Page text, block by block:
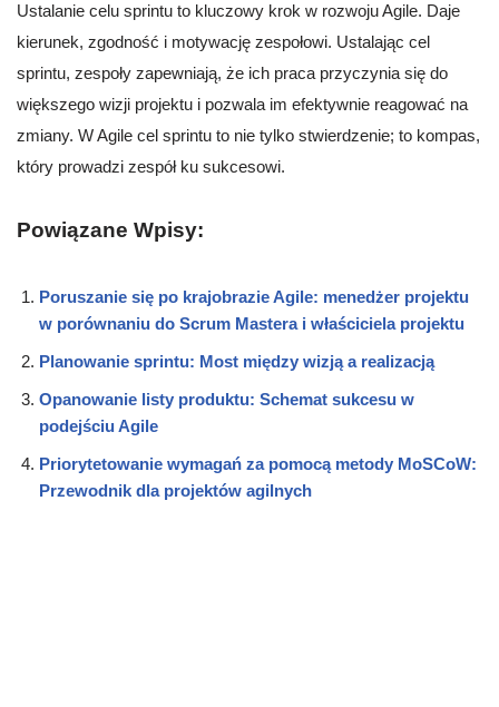
Ustalanie celu sprintu to kluczowy krok w rozwoju Agile. Daje
kierunek, zgodność i motywację zespołowi. Ustalając cel
sprintu, zespoły zapewniają, że ich praca przyczynia się do
większego wizji projektu i pozwala im efektywnie reagować na
zmiany. W Agile cel sprintu to nie tylko stwierdzenie; to kompas,
który prowadzi zespół ku sukcesowi.
Powiązane Wpisy:
Poruszanie się po krajobrazie Agile: menedżer projektu
w porównaniu do Scrum Mastera i właściciela projektu
Planowanie sprintu: Most między wizją a realizacją
Opanowanie listy produktu: Schemat sukcesu w
podejściu Agile
Priorytetowanie wymagań za pomocą metody MoSCoW:
Przewodnik dla projektów agilnych